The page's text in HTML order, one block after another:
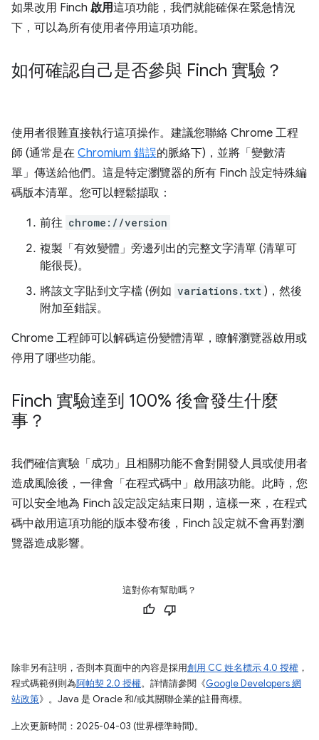
如果改用 Finch 啟用這項功能，我們就能確保在緊急情況
下，可以為所有使用者停用這項功能。
如何確認自己是否參與 Finch 實驗？
使用者很難直接執行這項操作。建議您聯絡 Chrome 工程
師 (通常是在 Chromium 錯誤的脈絡下)，並將「變數清
單」傳送給他們。這是特定瀏覽器的所有 Finch 設定特殊編
碼版本清單。您可以輕鬆擷取：
前往 chrome://version
複製「有效變體」旁邊列出的完整文字清單 (清單可
能很長)。
將該文字貼到文字檔 (例如 variations.txt )，然後
附加至錯誤。
Chrome 工程師可以解碼這份變體清單，瞭解瀏覽器啟用或
停用了哪些功能。
Finch 實驗達到 100% 後會發生什麼
事？
我們確信實驗「成功」且相關功能不會對開發人員或使用者
造成風險後，一律會「在程式碼中」啟用該功能。此時，您
可以安全地為 Finch 設定設定結束日期，這樣一來，在程式
碼中啟用這項功能的版本發布後，Finch 設定就不會再對瀏
覽器造成影響。
這對你有幫助嗎？
除非另有註明，否則本頁面中的內容是採用創用 CC 姓名標示 4.0 授權 ，
程式碼範例則為阿帕契 2.0 授權。詳情請參閱《Google Developers 網
站政策》。Java 是 Oracle 和/或其關聯企業的註冊商標。
上次更新時間：2025-04-03 (世界標準時間)。